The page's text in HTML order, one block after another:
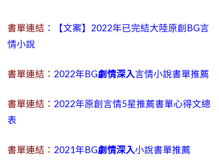
書單連結 ：【文案】2022年已完結大陸原創BG言
情小說
書單連結： 2022年BG劇情深入言情小說書單推薦
書單連結： 2022年原創言情5星推薦書單心得文總
表
書單連結： 2021年BG劇情深入小說書單推薦